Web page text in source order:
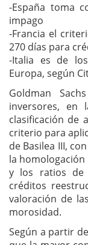
-España toma
impago
-Francia el
270 días para
-Italia es de
Europa, según
Goldman
inversores, en
clasificación de
criterio para
de Basilea III,
la
y los ratios de
créditos
valoración de
morosidad.
Según a partir